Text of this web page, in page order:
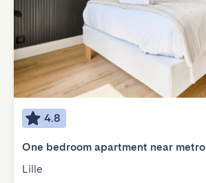
4.8
One bedroom apartment near metro
Lille